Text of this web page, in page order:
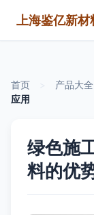
首页 产品大全
应用
绿色施
料的优